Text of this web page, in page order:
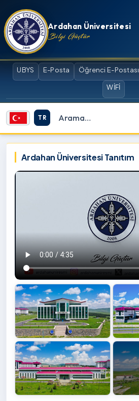
İçeriğe atla
Ardahan Üniversitesi
Bilgi Güçtür
UBYS E-Posta Öğrenci E-Postası
WİFİ
TR
Site içi arama
Ardahan Üniversitesi
Ardahan Üniversitesi Tanıtım